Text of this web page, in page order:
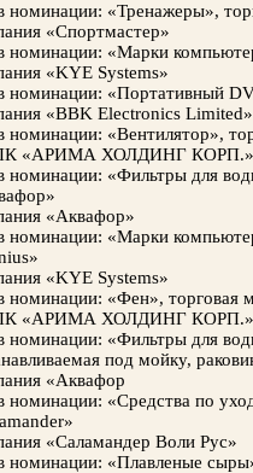
номинации: «Тренажеры»,
«Спортмастер»
номинации: «Марки
«KYE Systems»
номинации: «Портативный
«BBK Electronics Limited»
номинации: «Вентилятор»,
«АРИМА ХОЛДИНГ КОРП.»
номинации: «Фильтры для
«Аквафор»
номинации: «Марки
«KYE Systems»
номинации: «Фен», торговая
«АРИМА ХОЛДИНГ КОРП.»
номинации: «Фильтры для
под мойку,
«Аквафор
номинации: «Средства по
«Саламандер Воли Рус»
номинации: «Плавленые